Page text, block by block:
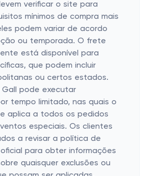
verificar o site para
mínimos de compra mais
podem variar de acordo
ou temporada. O frete
está disponível para
que podem incluir
ou certos estados.
Gall pode executar
tempo limitado, nas quais o
aplica a todos os pedidos
especiais. Os clientes
a revisar a política de
para obter informações
quaisquer exclusões ou